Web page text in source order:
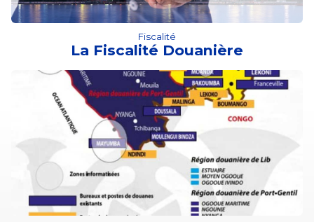
Fiscalité
La Fiscalité Douanière